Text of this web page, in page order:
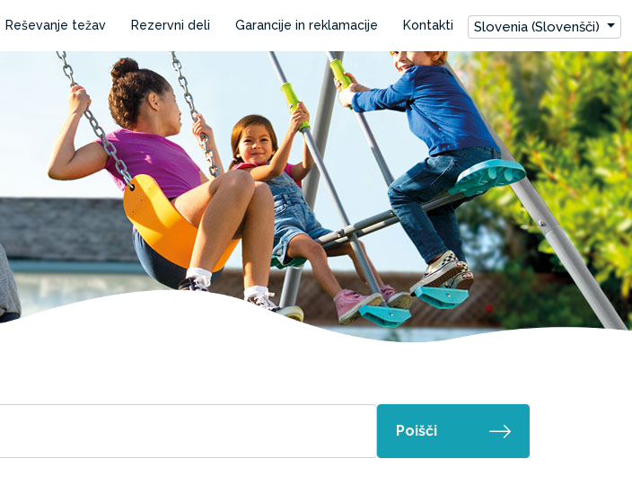
Reševanje težav Rezervni deli Garancije in reklamacije Kontakti Slovenia (Slovenšči)
Poišči